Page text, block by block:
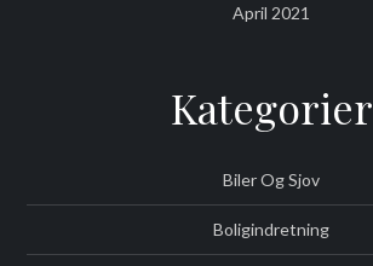
April 2021
Kategorier
Biler Og Sjov
Boligindretning